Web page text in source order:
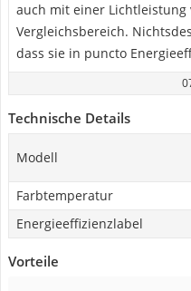
auch mit einer Lichtleistung
Vergleichsbereich.
dass sie in puncto
Technische Details
Modell
Farbtemperatur
Energieeffizienzlabel
Vorteile